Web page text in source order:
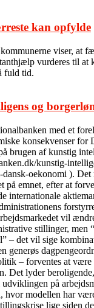
kan opfylde
viser, at
vurderes til at
fuld tid.
og
med et
konsekvenser for
brugen af kunstig
kunstig-
oekonomi ). Det
på emnet, efter at
internationale
vil
stillinger, men
– det vil sige
generøs
– forventes at
Det lyder
på
hvor modellen har
lige siden